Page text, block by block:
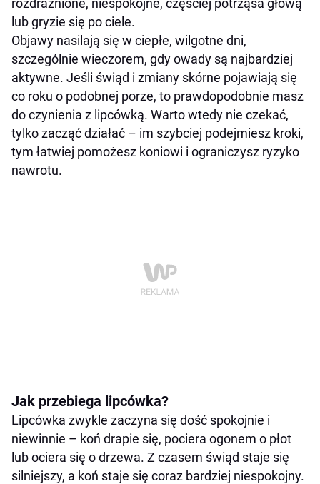
rozdrażnione, niespokojne, częściej potrząsa głową
lub gryzie się po ciele.
Objawy nasilają się w ciepłe, wilgotne dni,
szczególnie wieczorem, gdy owady są najbardziej
aktywne. Jeśli świąd i zmiany skórne pojawiają się
co roku o podobnej porze, to prawdopodobnie masz
do czynienia z lipcówką. Warto wtedy nie czekać,
tylko zacząć działać – im szybciej podejmiesz kroki,
tym łatwiej pomożesz koniowi i ograniczysz ryzyko
nawrotu.
Jak przebiega lipcówka?
Lipcówka zwykle zaczyna się dość spokojnie i
niewinnie – koń drapie się, pociera ogonem o płot
lub ociera się o drzewa. Z czasem świąd staje się
silniejszy, a koń staje się coraz bardziej niespokojny.